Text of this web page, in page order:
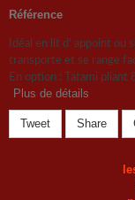
Référence
Idéal en lit d' appoint ou
transporte et se range
En option : Tatami pliant
Plus de détails
Tweet Share